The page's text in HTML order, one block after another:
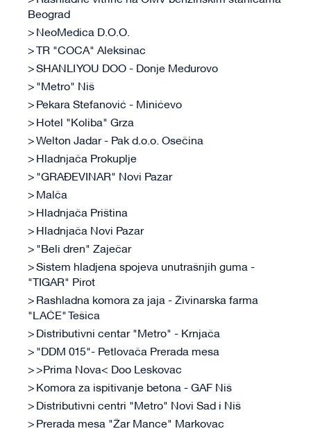
Beograd
NeoMedica D.O.O.
TR "COCA" Aleksinac
SHANLI YOU DOO - Donje Međurovo
"Metro" Niš
Pekara Stefanović - Minićevo
Hotel "Koliba" Grza
Welton Jadar - Pak d.o.o. Osečina
Hladnjača Prokuplje
"GRAĐEVINAR" Novi Pazar
Malča
Hladnjača Priština
Hladnjača Novi Pazar
"Beli dren" Zaječar
Sistem hladjena spojeva unutrašnjih guma -
"TIGAR" Pirot
Rashladna komora za jaja - Živinarska farma
"LAĆE" Tešica
Distributivni centar "Metro" - Krnjača
"DDM 015"- Petlovača Prerada mesa
>Prima Nova< Doo Leskovac
Komora za ispitivanje betona - GAF Niš
Distributivni centri "Metro" Novi Sad i Niš
Prerada mesa "Žar Mance" Markovac